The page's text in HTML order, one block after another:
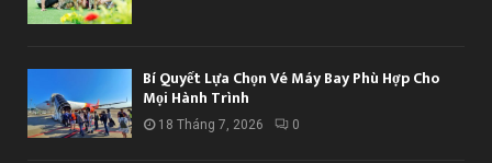
Bí Quyết Lựa Chọn Vé Máy Bay Phù Hợp Cho
Mọi Hành Trình
18 Tháng 7, 2026 0